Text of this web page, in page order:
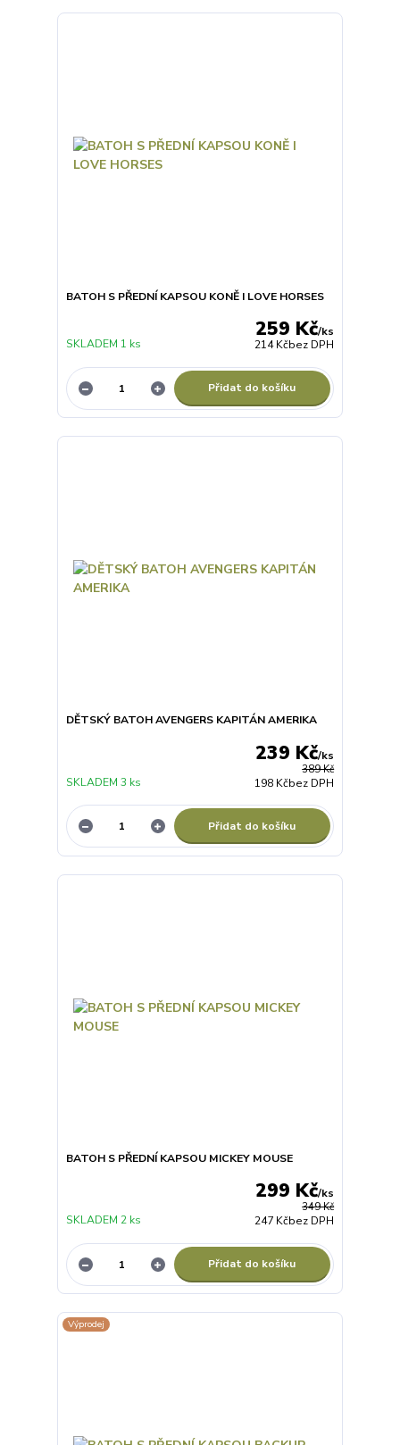
BATOH S PŘEDNÍ KAPSOU KONĚ I LOVE HORSES
259 Kč/ks
214 Kčbez DPH
SKLADEM 1 ks
Přidat do košíku
DĚTSKÝ BATOH AVENGERS KAPITÁN AMERIKA
389 Kč
239 Kč/ks
198 Kčbez DPH
SKLADEM 3 ks
Přidat do košíku
BATOH S PŘEDNÍ KAPSOU MICKEY MOUSE
349 Kč
299 Kč/ks
247 Kčbez DPH
SKLADEM 2 ks
Přidat do košíku
Výprodej